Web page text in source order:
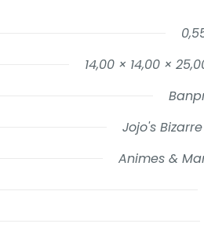
14,00 × 14,00 ×
Jojo's
Animes &